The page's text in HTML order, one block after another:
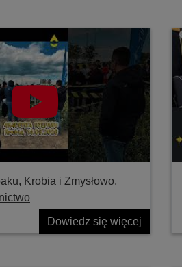
Krobia i Zmysłowo,
Dowiedz się więcej